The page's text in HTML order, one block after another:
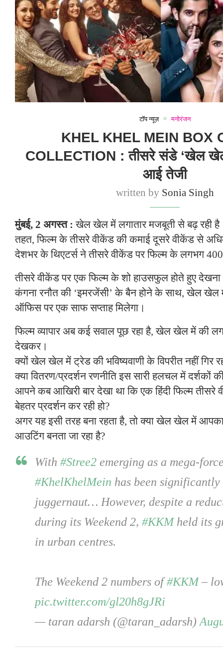
टॉप न्यूज़ मनोरंजन
KHEL KHEL MEIN BOX
COLLECTION : तीसरे संडे ‘खेल
आई तेजी
written by Sonia Singh
मुंबई, 2 अगस्त : खेल खेल में लगातार मजबूती से बढ़ रही
तहत, फिल्म के तीसरे वीकेंड की कमाई दूसरे वीकेंड से
देशभर के थिएटर्स ने तीसरे वीकेंड पर फिल्म के लगभग 400
तीसरे वीकेंड पर एक फिल्म के शो हाउसफुल होते हुए देखना
कंगना रनौत की ‘इमरजेंसी’ के बैन होने के साथ, खेल खेल
ऑफिस पर एक साफ सप्ताह मिलेगा।
फिल्म व्यापार अब कई सवाल पूछ रहा है, खेल खेल में की
देखकर।
क्यों खेल खेल में ट्रेड की भविष्यवाणी के विपरीत नहीं गिर
क्या वितरण/प्रदर्शन रणनीति इस सारी हलचल में दर्शकों
आपने कब आखिरी बार देखा था कि एक हिंदी फिल्म
बेहतर प्रदर्शन कर रही हो?
अगर यह इसी तरह बना रहता है, तो क्या खेल खेल में आपका
आउटिंग बनता जा रहा है?
With #Stree2 emerging as a mega-
#KhelKhelMein has been
juggernaut… However, despite a
during its Weekend 2, #KKMheld its
in urban centres.
The Weekend 2 numbers of#KKM–
pic.twitter.com/gl20h8gJRi
— taran adarsh (@taran_adarsh)